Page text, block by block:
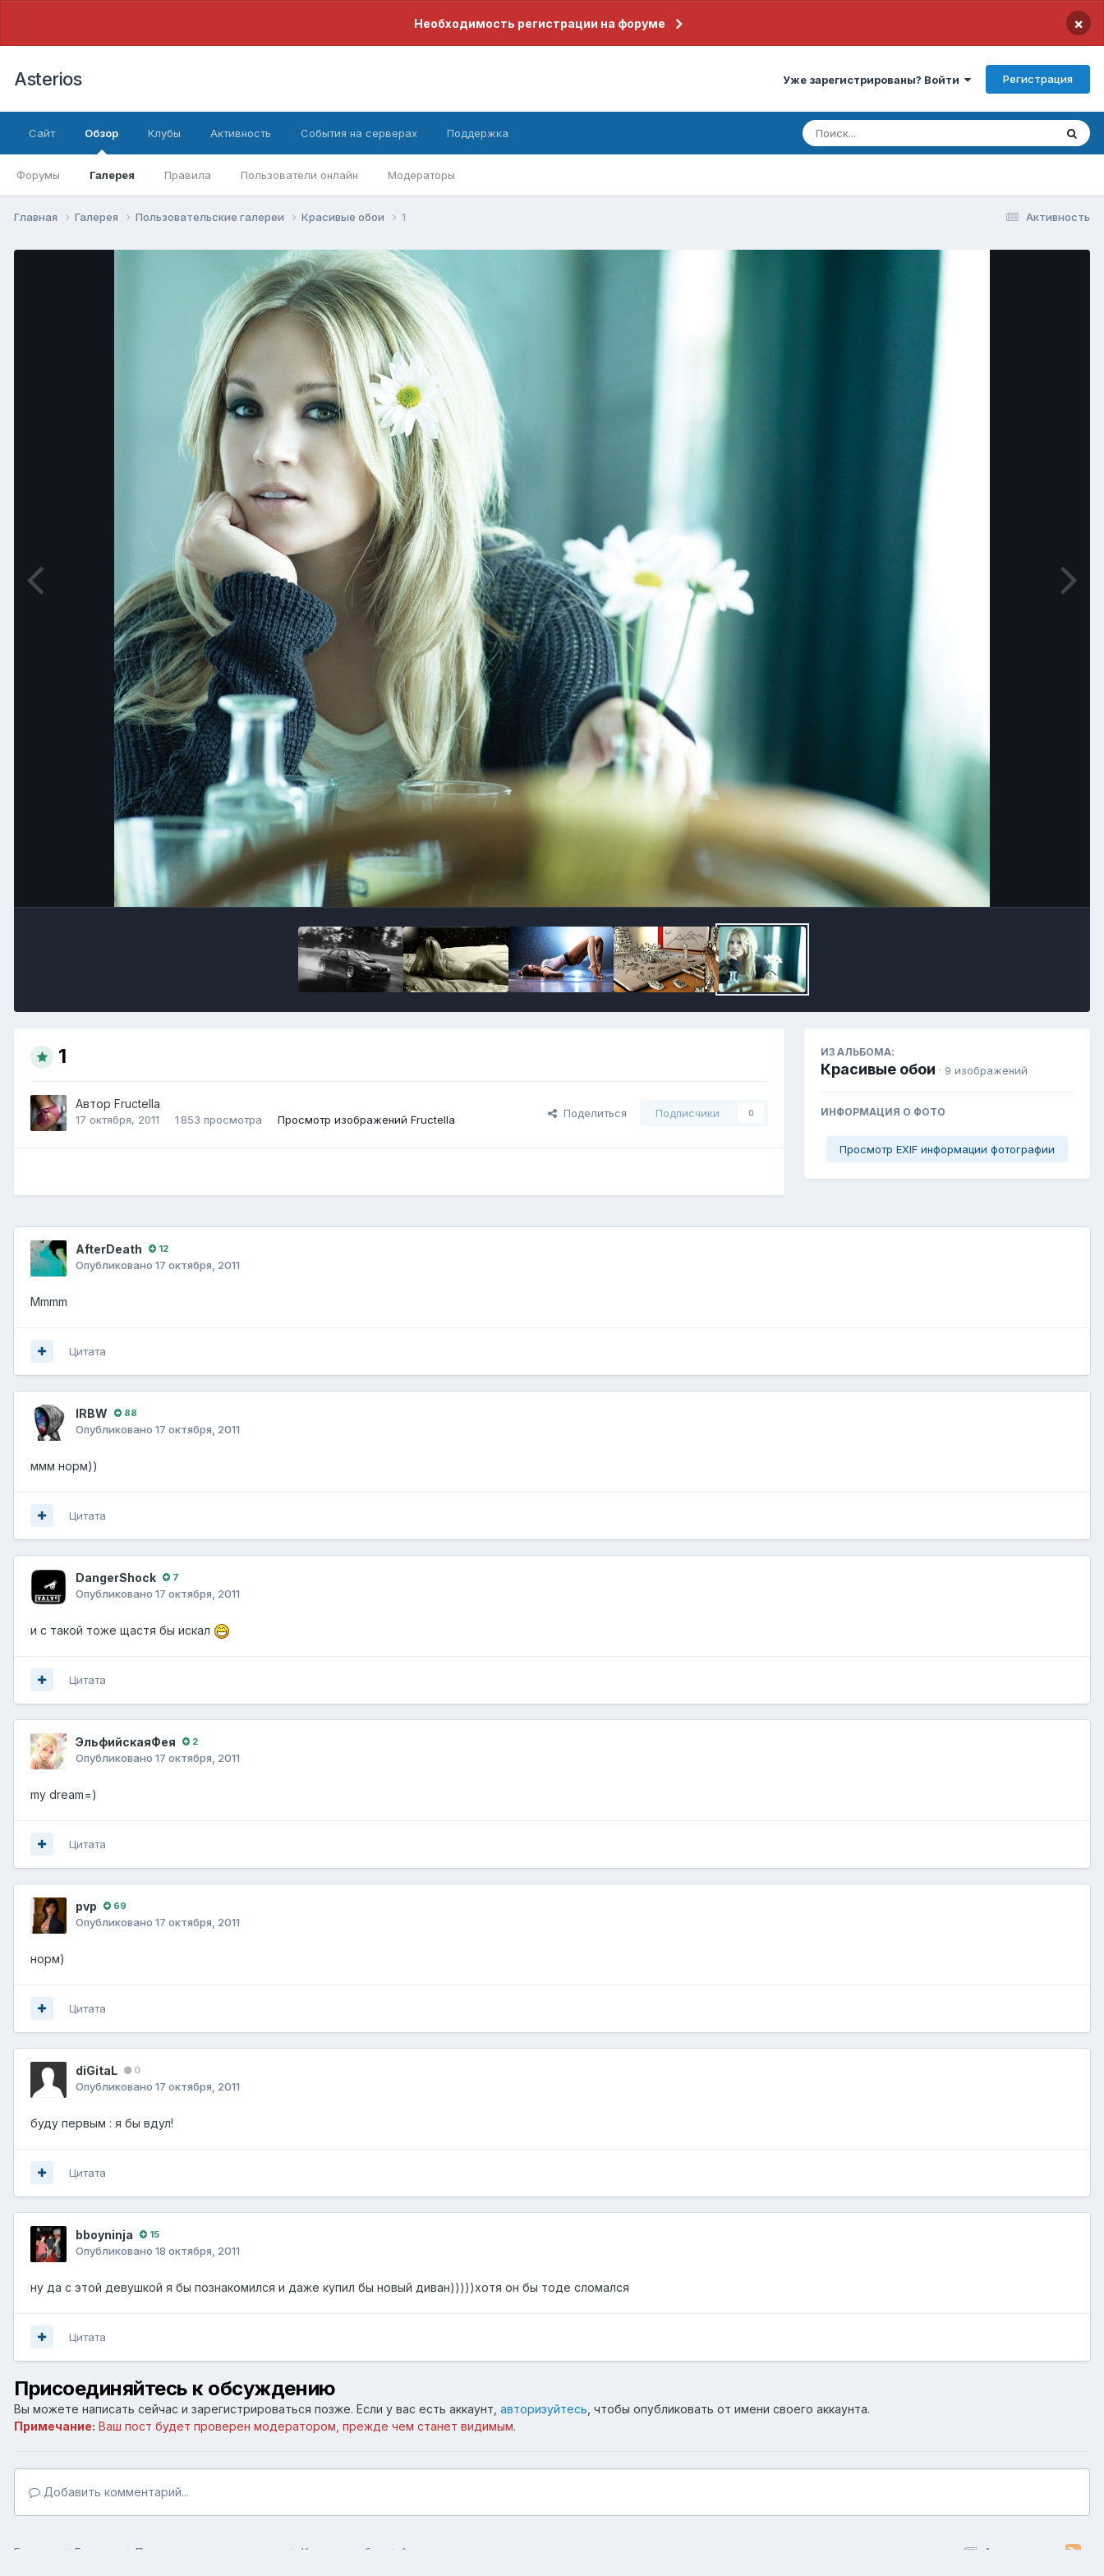
Необходимость регистрации на форуме ×
Asterios Уже зарегистрированы? Войти Регистрация
Сайт Обзор
Форумы Галерея Правила Пользователи онлайн Модераторы
Клубы Активность События на серверах Поддержка
Активность
Главная Галерея Пользовательские галереи Красивые обои 1
Инструменты
1
Автор Fructella
17 октября, 2011 1 853 просмотра Просмотр изображений Fructella
Поделиться Подписчики 0
ИЗ АЛЬБОМА:
Красивые обои · 9 изображений
ИНФОРМАЦИЯ О ФОТО
Просмотр EXIF информации фотографии
AfterDeath 12
Опубликовано 17 октября, 2011
Mmmm
Цитата
lRBW 88
Опубликовано 17 октября, 2011
ммм норм))
Цитата
DangerShock 7
Опубликовано 17 октября, 2011
и с такой тоже щастя бы искал
Цитата
ЭльфийскаяФея 2
Опубликовано 17 октября, 2011
my dream=)
Цитата
pvp 69
Опубликовано 17 октября, 2011
норм)
Цитата
diGitaL 0
Опубликовано 17 октября, 2011
буду первым : я бы вдул!
Цитата
bboyninja 15
Опубликовано 18 октября, 2011
ну да с этой девушкой я бы познакомился и даже купил бы новый диван)))))хотя он бы тоде сломался
Цитата
Присоединяйтесь к обсуждению
Вы можете написать сейчас и зарегистрироваться позже. Если у вас есть аккаунт, авторизуйтесь , чтобы опубликовать от имени своего аккаунта.
Примечание: Ваш пост будет проверен модератором, прежде чем станет видимым.
Добавить комментарий...
Активность
Главная Галерея Пользовательские галереи Красивые обои 1